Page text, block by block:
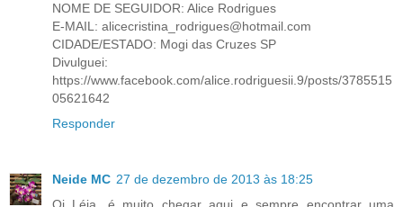
NOME DE SEGUIDOR: Alice Rodrigues
E-MAIL: alicecristina_rodrigues@hotmail.com
CIDADE/ESTADO: Mogi das Cruzes SP
Divulguei:
https://www.facebook.com/alice.rodriguesii.9/posts/3785515
05621642
Responder
Neide MC 27 de dezembro de 2013 às 18:25